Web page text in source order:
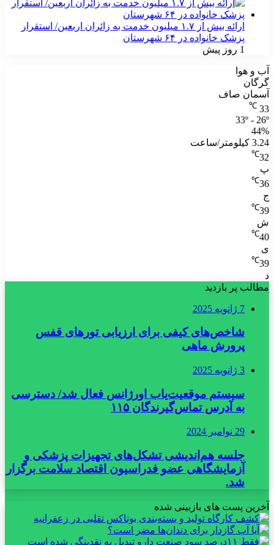
ارائه بیش از ۱.۷ میلیون خدمت به زائران اربعین/ استقرار
پزشک خانواده در ۶۴ شهرستان
1 روز پیش
آب و هوا
گرگان
آسمان صاف
33
℃
33º - 26º
44%
3.24 کیلومتر/ساعت
32
℃
پ
36
℃
ج
39
℃
ش
40
℃
ی
39
℃
د
مطالب پر بازدید
7 ژانویه 2025
شاخص‌های کیفی برای ارزیابی تورهای قفس
پرورش ماهی
3 ژانویه 2025
سیستم موقعیت‌یاب اورژانس فعال شد/ دسترسی
به آدرس تماس‌گیرندگان ۱۱۵
29 نوامبر 2024
جلسه هم‌اندیشی تشکل‌های تجهیزات پزشکی و
آزمایشگاهی عضو فدراسیون اقتصاد سلامت برگزار
شد.
آخرین پست های بازبینی شده